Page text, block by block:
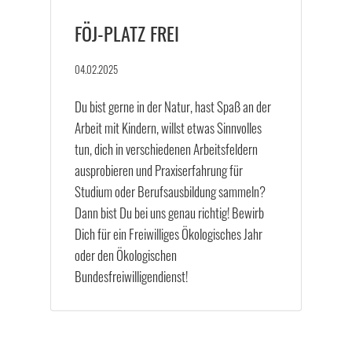
FÖJ-PLATZ FREI
04.02.2025
Du bist gerne in der Natur, hast Spaß an der
Arbeit mit Kindern, willst etwas Sinnvolles
tun, dich in verschiedenen Arbeitsfeldern
ausprobieren und Praxiserfahrung für
Studium oder Berufsausbildung sammeln?
Dann bist Du bei uns genau richtig! Bewirb
Dich für ein Freiwilliges Ökologisches Jahr
oder den Ökologischen
Bundesfreiwilligendienst!